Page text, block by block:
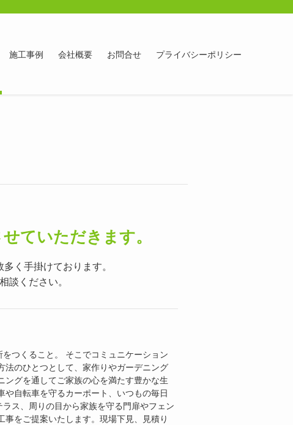
施工事例 会社概要 お問合せ プライバシーポリシー
ていただきます。
く手掛けております。
ください。
つくること。 そこでコミュニケーション
のひとつとして、家作りやガーデニング
グを通してご家族の心を満たす豊かな生
自転車を守るカーポート、いつもの毎日
ス、周りの目から家族を守る門扉やフェン
をご提案いたします。現場下見、見積り